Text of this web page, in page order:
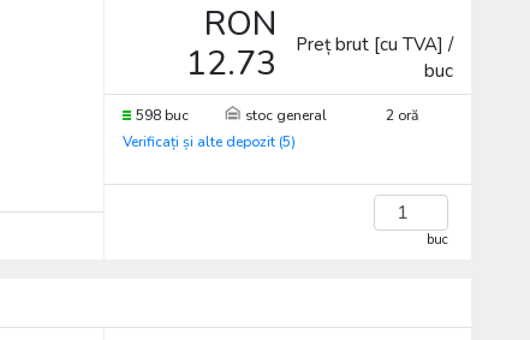
RON
12.73
Preț brut [cu TVA] /
buc
598 buc stoc general
2 oră
Verificați și alte depozit (5)
buc